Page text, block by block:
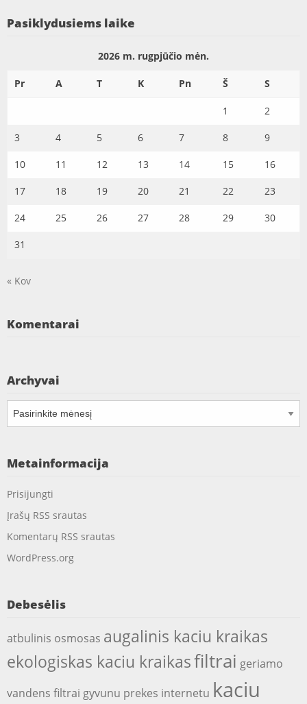
Pasiklydusiems laike
2026 m. rugpjūčio mėn.
Pr A T K Pn Š S
1 2
3 4 5 6 7 8 9
10 11 12 13 14 15 16
17 18 19 20 21 22 23
24 25 26 27 28 29 30
31
« Kov
Komentarai
Archyvai
Archyvai
Metainformacija
Prisijungti
Įrašų RSS srautas
Komentarų RSS srautas
WordPress.org
Debesėlis
atbulinis osmosas augalinis kaciu kraikas
ekologiskas kaciu kraikasfiltrai geriamo
vandens filtrai gyvunu prekes internetu kaciu